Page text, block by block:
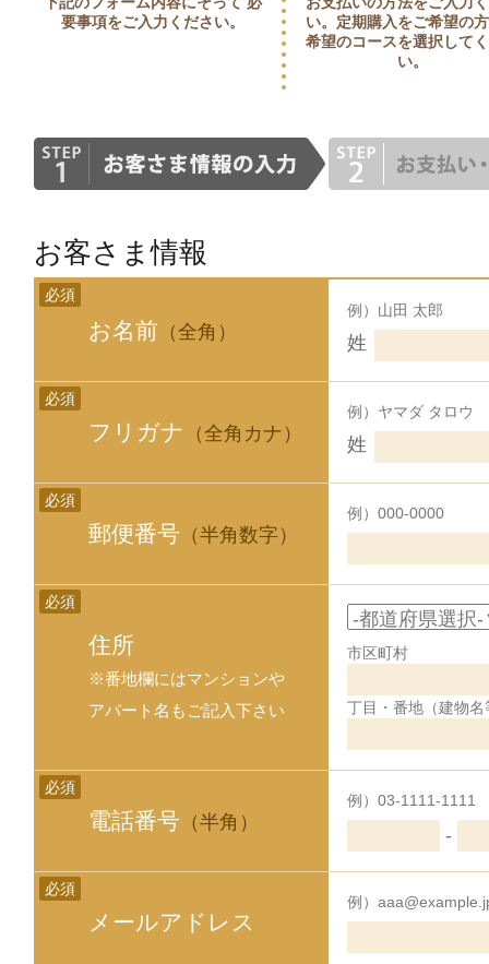
要事項をご入力ください。
い。定期購入をご希望の
希望のコースを選択して
い。
お客さま情報
必須
お名前 （全角）
例）山田 太郎
姓
必須
フリガナ （全角カナ）
例）ヤマダ タロウ
姓
必須
郵便番号 （半角数字）
例）000-0000
必須
住所
※番地欄にはマンションや
アパート名もご記入下さい
市区町村
丁目・番地（建物
必須
電話番号 （半角）
例）03-1111-1111
-
必須
メールアドレス
例）